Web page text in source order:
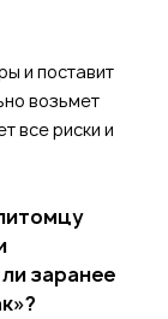
и поставит
возьмет
все риски и
заранее